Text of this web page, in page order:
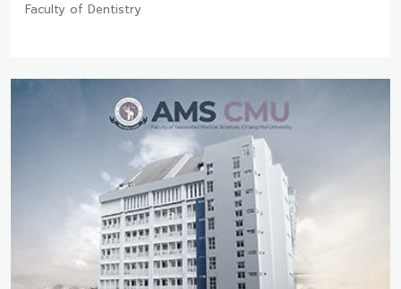
Faculty of Dentistry